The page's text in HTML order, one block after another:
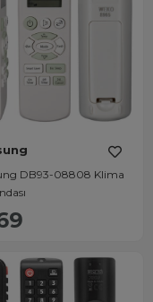
DB93-08808 Klima